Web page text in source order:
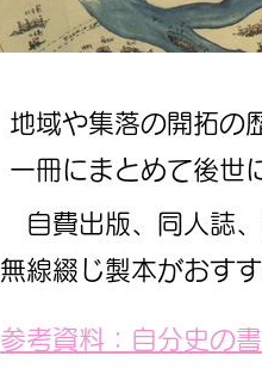
地域や集落の開拓の
一冊にまとめて後世
自費出版、同人誌、
無線綴じ製本がおす
参考資料：自分史の